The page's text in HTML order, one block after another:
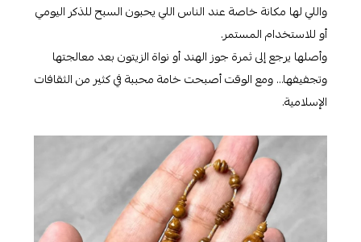
واللي لها مكانة خاصة عند الناس اللي يحبون السبح للذكر اليومي
أو للاستخدام المستمر.
وأصلها يرجع إلى ثمرة جوز الهند أو نواة الزيتون بعد معالجتها
وتجفيفها… ومع الوقت أصبحت خامة محببة في كثير من الثقافات
الإسلامية.